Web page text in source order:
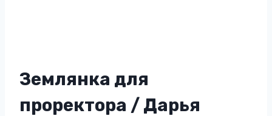
Землянка для
проректора / Дарья